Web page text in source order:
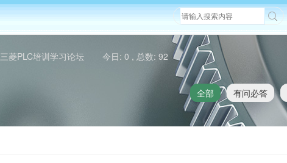
三菱PLC培训学习论坛 今日: 0 , 总数: 92
全部 有问必答